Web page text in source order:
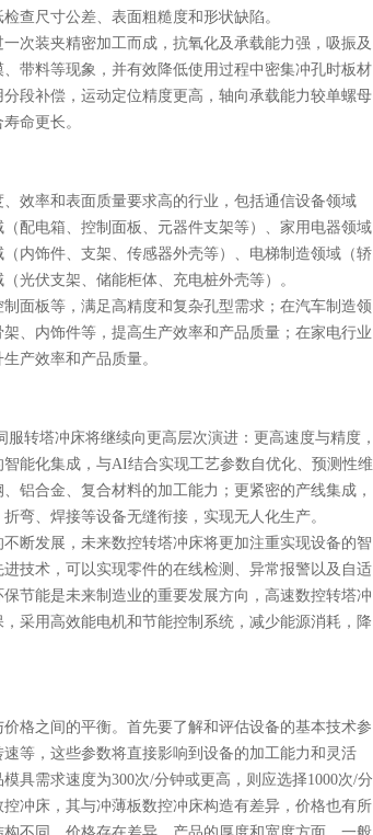
查尺寸公差、表面粗糙度和形状缺陷。
装夹精密加工而成，抗氧化及承载能力强，吸振及
带料等现象，并有效降低使用过程中密集冲孔时板材
段补偿，运动定位精度更高，轴向承载能力较单螺母
命更长。
率和表面质量要求高的行业，包括通信设备领域
配电箱、控制面板、元器件支架等）、家用电器领域
内饰件、支架、传感器外壳等）、电梯制造领域（轿
光伏支架、储能柜体、充电桩外壳等）。
板等，满足高精度和复杂孔型需求；在汽车制造领
、内饰件等，提高生产效率和产品质量；在家电行业
产效率和产品质量。
转塔冲床将继续向更高层次演进：更高速度与精度，
能化集成，与AI结合实现工艺参数自优化、预测性维
铝合金、复合材料的加工能力；更紧密的产线集成，
弯、焊接等设备无缝衔接，实现无人化生产。
发展，未来数控转塔冲床将更加注重实现设备的智
技术，可以实现零件的在线检测、异常报警以及自适
节能是未来制造业的重要发展方向，高速数控转塔冲
采用高效能电机和节能控制系统，减少能源消耗，降
之间的平衡。首先要了解和评估设备的基本技术参
等，这些参数将直接影响到设备的加工能力和灵活
具需求速度为300次/分钟或更高，则应选择1000次/分
冲床，其与冲薄板数控冲床构造有差异，价格也有所